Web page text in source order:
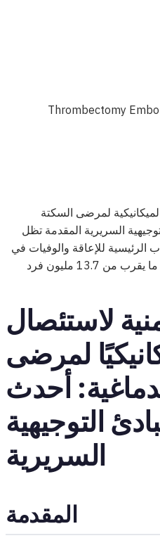
Thrombectomy
لمرضى السكتة
السريرية المقدمة تظل
الرئيسية للإعاقة والوفيات في
جميع أنحاء العالم، حيث تؤثر على ما يقرب من 13.7 مليون فرد
لاستئصال
لمرضى
أحدث
التوجيهية
السريرية
المقدمة